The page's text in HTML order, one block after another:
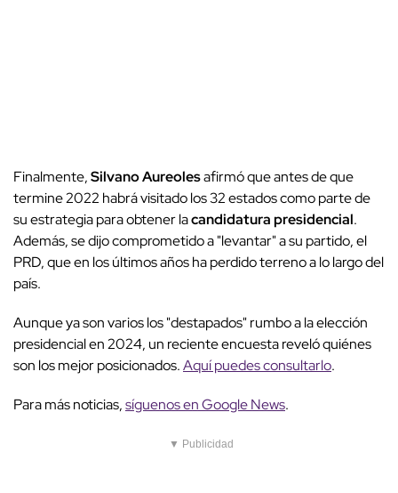
Finalmente,Silvano Aureolesafirmó que antes de que
termine 2022 habrá visitado los 32 estados como parte de
su estrategia para obtener lacandidatura presidencial.
Además, se dijo comprometido a "levantar" a su partido, el
PRD, que en los últimos años ha perdido terreno a lo largo del
país.
Aunque ya son varios los "destapados" rumbo a la elección
presidencial en 2024, un reciente encuesta reveló quiénes
son los mejor posicionados.Aquí puedes consultarlo.
Para más noticias,síguenos en Google News.
▼ Publicidad